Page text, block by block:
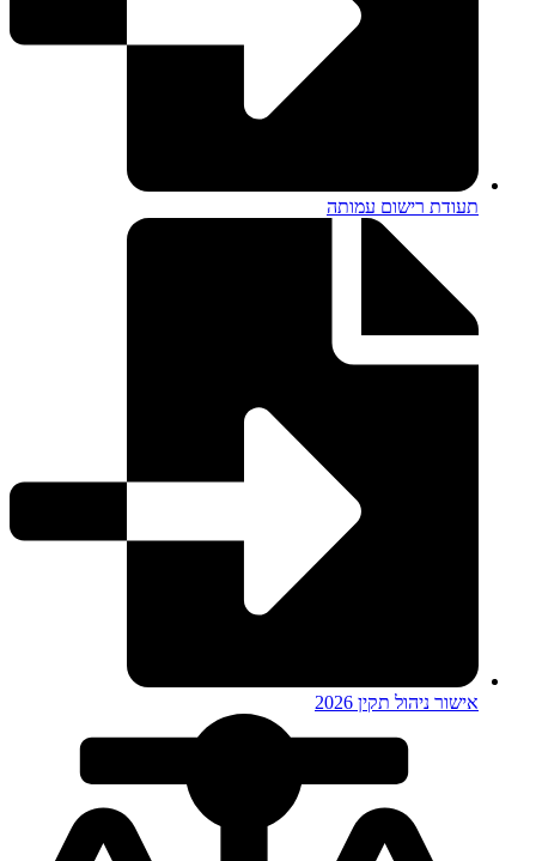
תעודת רישום עמותה
אישור ניהול תקין 2026